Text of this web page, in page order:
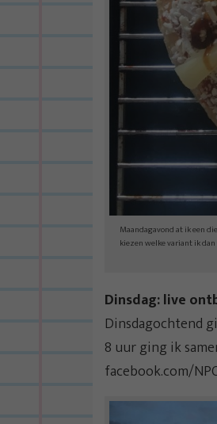
Maandagavond at ik een
kiezen welke variant ik
Dinsdag: live
Dinsdagochtend
8 uur ging ik
facebook.com/